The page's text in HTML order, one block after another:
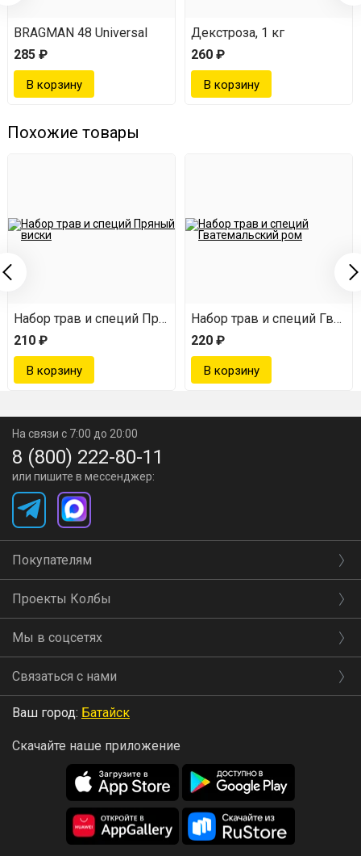
BRAGMAN 48 Universal
285 ₽
Декстроза, 1 кг
260 ₽
Похожие товары
10 гНабор трав и специй Пряный виски
210 ₽
Набор трав и специй
220 ₽
На связи с 7:00 до 20:00
8 (800) 222-80-11
или пишите в мессенджер:
Покупателям
Проекты Колбы
Мы в соцсетях
Связаться с нами
Ваш город: Батайск
Скачайте наше приложение